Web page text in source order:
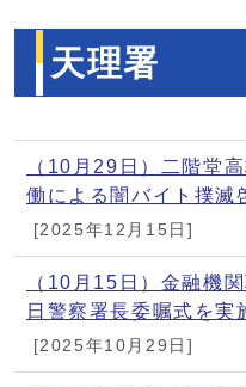
天理署
メインメニュー
（10月29日）二階堂
働による闇バイト撲滅
[2025年12月15日]
（10月15日）金融機
日警察署長委嘱式を実
[2025年10月29日]